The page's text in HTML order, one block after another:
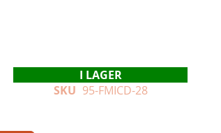
I LAGER
SKU 95-FMICD-28